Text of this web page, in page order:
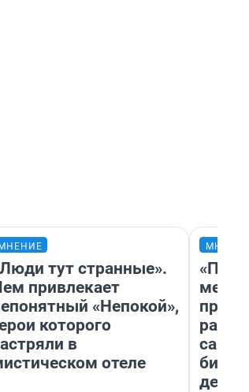
МНЕНИЕ
тут странные».
привлекает
«Непокой»,
которого
в
отеле